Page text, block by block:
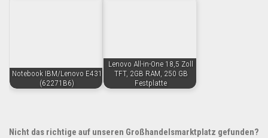
Notebook IBM/Lenovo E431
(62271B6)
Lenovo All-in-One 18,5 Zoll
TFT, 2GB RAM, 250 GB
Festplatte
Nicht das richtige auf unseren Großhandelsmarktplatz gefunden?